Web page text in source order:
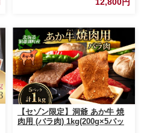
お取り寄せ お肉屋 たどころ 送
12,800円
【セゾン限定】洞爺 あか牛 焼
肉用 (バラ肉) 1kg(200g×5パッ